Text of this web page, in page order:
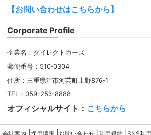
【お問い合わせはこちらから】
Corporate Profile
企業名：ダイレクトカーズ
郵便番号：510-0304
住所：三重県津市河芸町上野876-1
TEL：059-253-8888
オフィシャルサイト： こちらから
会社案内 採用情報 お問い合わせ 利用規約 SNS利